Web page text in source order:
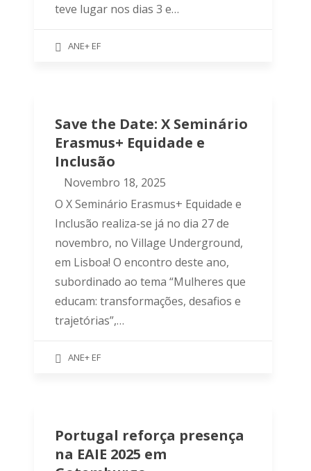
teve lugar nos dias 3 e…
ANE+ EF
Save the Date: X Seminário
Erasmus+ Equidade e
Inclusão
Novembro 18, 2025
O X Seminário Erasmus+ Equidade e
Inclusão realiza-se já no dia 27 de
novembro, no Village Underground,
em Lisboa! O encontro deste ano,
subordinado ao tema “Mulheres que
educam: transformações, desafios e
trajetórias”,…
ANE+ EF
Portugal reforça presença
na EAIE 2025 em